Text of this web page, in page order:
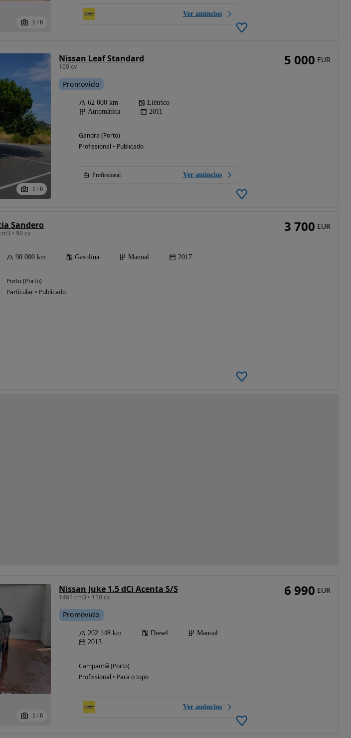
1 / 6
Ver anúncios
1 / 6
Nissan Leaf Standard
109 cv
Promovido
62 000 km
Elétrico
Automática
2011
Gandra (Porto)
Profissional • Publicado
Profissional Ver anúncios
5 000 EUR
Sandero
• 90 cv
90 000 km Gasolina Manual 2017
Porto (Porto)
Particular • Publicado
3 700 EUR
1 / 6
Nissan Juke 1.5 dCi Acenta S/S
1461 cm3 • 110 cv
Promovido
202 148 km Diesel
Manual
2013
Campanhã (Porto)
Profissional • Para o topo
Ver anúncios
6 990 EUR